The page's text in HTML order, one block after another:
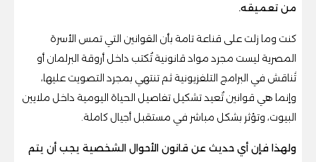
من تعميقه.
كنت وما زلت على قناعة تامة بأن القوانين التي تمس الأسرة
المصرية ليست مجرد مواد قانونية تُكتب داخل أروقة البرلمان أو
تُناقش في البرامج التلفزيونية ثم تنتهي بمجرد التصويت عليها،
وإنما هي قوانين تُعيد تشكيل تفاصيل الحياة اليومية داخل ملايين
البيوت، وتؤثر بشكل مباشر في مستقبل أجيال كاملة.
ولهذا فإن أي حديث عن قانون الأحوال الشخصية يجب أن يتم